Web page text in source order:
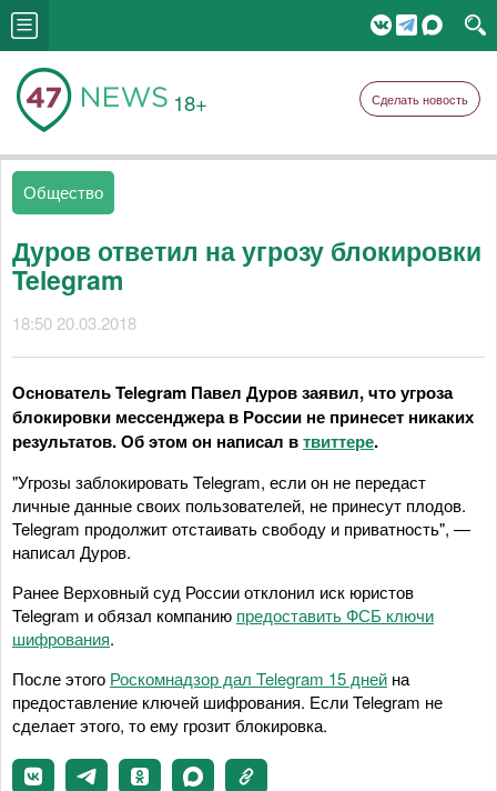
18+ Сделать новость
Общество
Дуров ответил на угрозу блокировки
Telegram
18:50 20.03.2018
Основатель Telegram Павел Дуров заявил, что угроза
блокировки мессенджера в России не принесет никаких
результатов. Об этом он написал втвиттере.
"Угрозы заблокировать Telegram, если он не передаст
личные данные своих пользователей, не принесут плодов.
Telegram продолжит отстаивать свободу и приватность", —
написал Дуров.
Ранее Верховный суд России отклонил иск юристов
Telegram и обязал компанию предоставить ФСБ ключи
шифрования.
После этого Роскомнадзор дал Telegram 15 дней на
предоставление ключей шифрования. Если Telegram не
сделает этого, то ему грозит блокировка.